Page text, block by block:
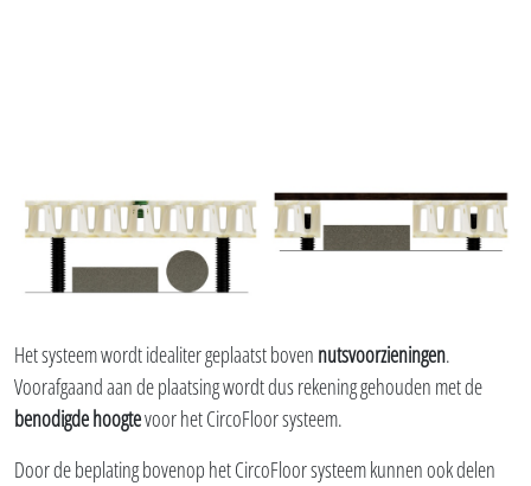
Het systeem wordt idealiter geplaatst boven nutsvoorzieningen.
Voorafgaand aan de plaatsing wordt dus rekening gehouden met de
benodigde hoogtevoor het CircoFloor systeem.
Door de beplating bovenop het CircoFloor systeem kunnen ook delen